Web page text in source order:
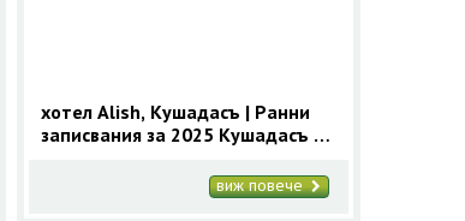
хотел Alish, Кушадасъ | Ранни
записвания за 2025 Кушадасъ с
виж повече